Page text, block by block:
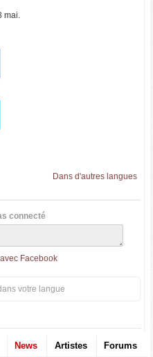
mai.
Dans d'autres langues
connecté
Facebook
votre langue
News Artistes Forums